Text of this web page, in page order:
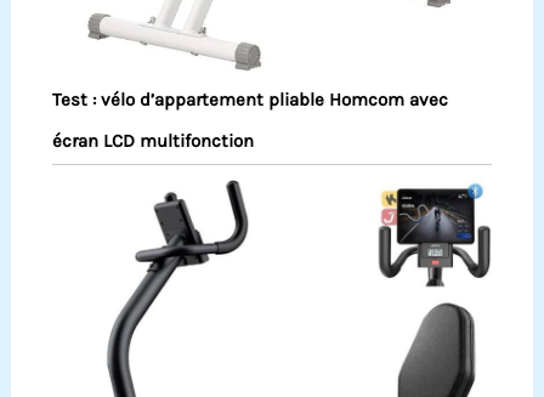
Test : vélo d’appartement pliable Homcom avec
écran LCD multifonction